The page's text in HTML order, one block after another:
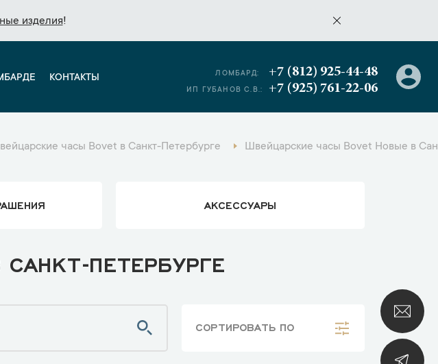
изделия!
изделия!
КОНТАКТЫ ЛОМБАРД: +7 (812) 925-44-48
ИП ГУБАНОВ С.В.: +7 (925) 761-22-06
часы Bovet в Санкт-Петербурге Швейцарские часы Bovet Новые в
АКСЕССУАРЫ
ПЕТЕРБУРГЕ
СОРТИРОВАТЬ ПО